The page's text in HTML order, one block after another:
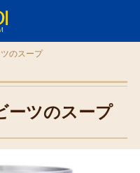
のスープ
ーツのスープ